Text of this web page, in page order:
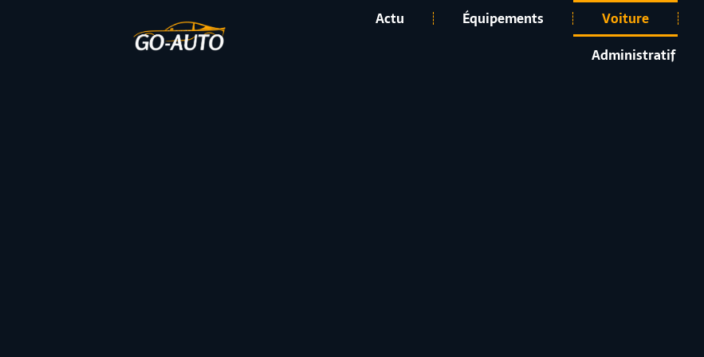
Actu Équipements Voiture
Administratif